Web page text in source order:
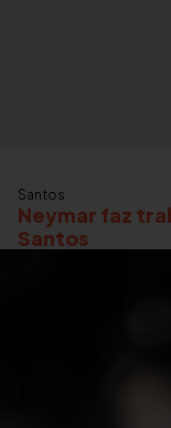
Santos
Neymar faz
Santos